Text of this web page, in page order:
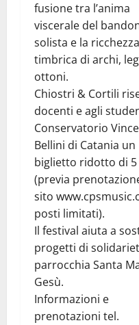
fusione tra l’anima
viscerale del
solista e la ricchezza
timbrica di archi,
ottoni.
Chiostri & Cortili
docenti e agli
Conservatorio
Bellini di Catania un
biglietto ridotto di
(previa
sito
posti limitati).
Il festival aiuta a
progetti di
parrocchia Santa
Gesù.
Informazioni e
prenotazioni tel.